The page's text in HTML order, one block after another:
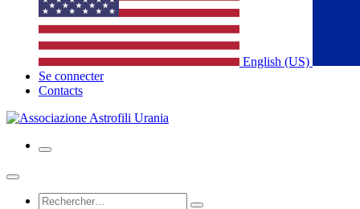
English (US)
Se connecter
Contacts